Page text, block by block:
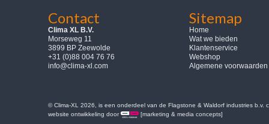
Contact
Clima XL B.V.
Morseweg 11
3899 BP Zeewolde
+31 (0)88 004 76 76
info@clima-xl.com
Sitemap
Home
Wat we bieden
Klantenservice
Webshop
Algemene voorwaarden
© Clima-XL 2026, is een onderdeel van de Flagstone & Waldorf industries b.v.
website ontwikkeling door
[marketing & media concepts]